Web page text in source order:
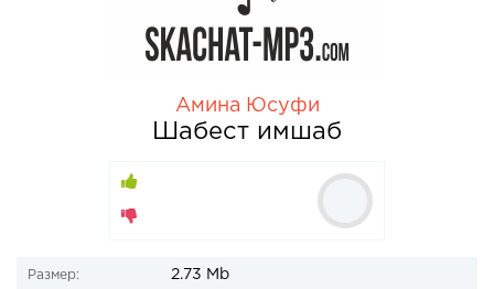
Амина Юсуфи
Шабест имшаб
Размер: 2.73 Mb